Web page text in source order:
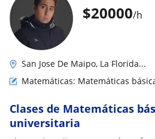
$20000/h
San Jose De Maipo, La Florida...
Matemáticas: Matemáticas
Clases de Matemáticas
universitaria